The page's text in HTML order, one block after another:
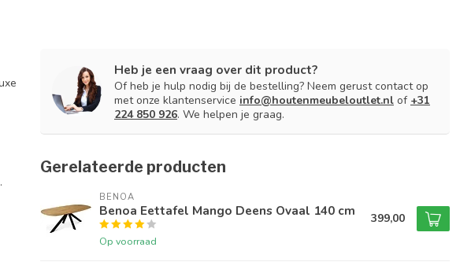
Heb je een vraag over dit product?
Of heb je hulp nodig bij de bestelling? Neem gerust contact op
met onze klantenservice info@houtenmeubeloutlet.nl of +31
224 850 926. We helpen je graag.
Gerelateerde producten
BENOA
Benoa Eettafel Mango Deens Ovaal 140 cm
Op voorraad
399,00